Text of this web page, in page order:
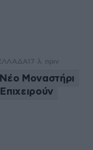
17 λ. πριν
Μοναστήρι